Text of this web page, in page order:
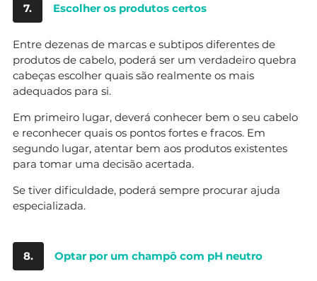
7. Escolher os produtos certos
Entre dezenas de marcas e subtipos diferentes de
produtos de cabelo, poderá ser um verdadeiro quebra
cabeças escolher quais são realmente os mais
adequados para si.
Em primeiro lugar, deverá conhecer bem o seu cabelo
e reconhecer quais os pontos fortes e fracos. Em
segundo lugar, atentar bem aos produtos existentes
para tomar uma decisão acertada.
Se tiver dificuldade, poderá sempre procurar ajuda
especializada.
8. Optar por um champô com pH neutro